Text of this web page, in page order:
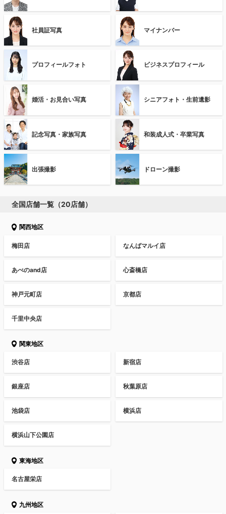
社員証写真 マイナンバー
プロフィールフォト ビジネスプロフィール
婚活・お見合い写真 シニアフォト・生前遺影
記念写真・家族写真 和装成人式・卒業写真
出張撮影 ドローン撮影
全国店舗一覧（20店舗）
関西地区
梅田店 なんばマルイ店
あべのand店 心斎橋店
神戸元町店 京都店
千里中央店
関東地区
渋谷店 新宿店
銀座店 秋葉原店
池袋店 横浜店
横浜山下公園店
東海地区
名古屋栄店
九州地区